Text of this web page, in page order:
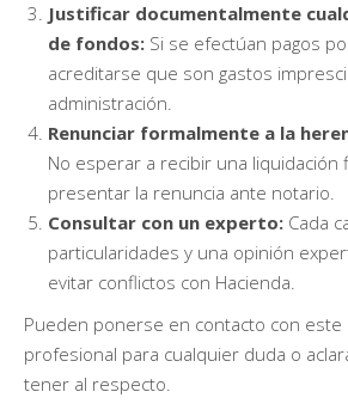
Justificar documentalmente
de fondos: Si se efectúan pagos
acreditarse que son gastos
administración.
Renunciar formalmente a la
No esperar a recibir una liquidación
presentar la renuncia ante notario.
Consultar con un experto: Cada
particularidades y una opinión
evitar conflictos con Hacienda.
Pueden ponerse en contacto con este
profesional para cualquier duda o
tener al respecto.